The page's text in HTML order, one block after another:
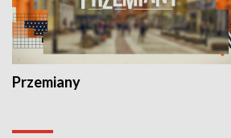
Przemiany